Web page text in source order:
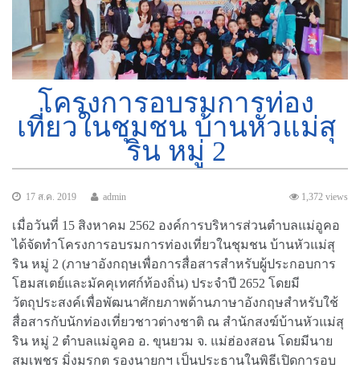
โครงการอบรมการท่อง
เที่ยวในชุมชน บ้านหัวแม่สุ
ริน หมู่ 2
17 ส.ค. 2019 1,372 views
admin
เมื่อวันที่ 15 สิงหาคม 2562 องค์การบริหารส่วนตำบลแม่อูคอ
ได้จัดทำโครงการอบรมการท่องเที่ยวในชุมชน บ้านหัวแม่สุ
ริน หมู่ 2 (ภาษาอังกฤษเพื่อการสื่อสารสำหรับผู้ประกอบการ
โฮมสเตย์และมัคคุเทศก์ท้องถิ่น) ประจำปี 2652 โดยมี
วัตถุประสงค์เพื่อพัฒนาศักยภาพด้านภาษาอังกฤษสำหรับใช้
สื่อสารกับนักท่องเที่ยวชาวต่างชาติ ณ สำนักสงฆ์บ้านหัวแม่สุ
ริน หมู่ 2 ตำบลแม่อูคอ อ. ขุนยวม จ. แม่ฮ่องสอน โดยมีนาย
สมเพชร มิ่งมรกต รองนายกฯ เป็นประธานในพิธีเปิดการอบ